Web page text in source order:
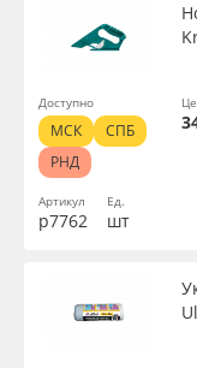
Артикул
р7762
Ед.
шт
Доступно
МСК
СПБ
РНД